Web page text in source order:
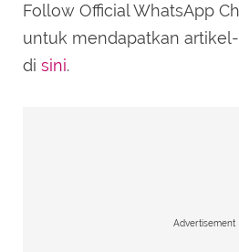
Follow Official WhatsApp
untuk mendapatkan
di sini.
Advertisement